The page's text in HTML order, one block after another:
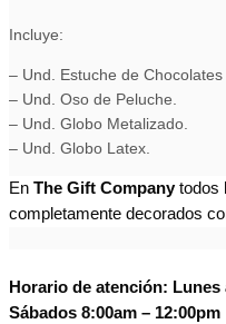
Incluye:
– Und. Estuche de
– Und. Oso de Peluche.
– Und. Globo Metalizado.
– Und. Globo Latex.
En The Gift Companytodos
completamente decorados
Horario de atención: Lunes
Sábados 8:00am – 12:00pm